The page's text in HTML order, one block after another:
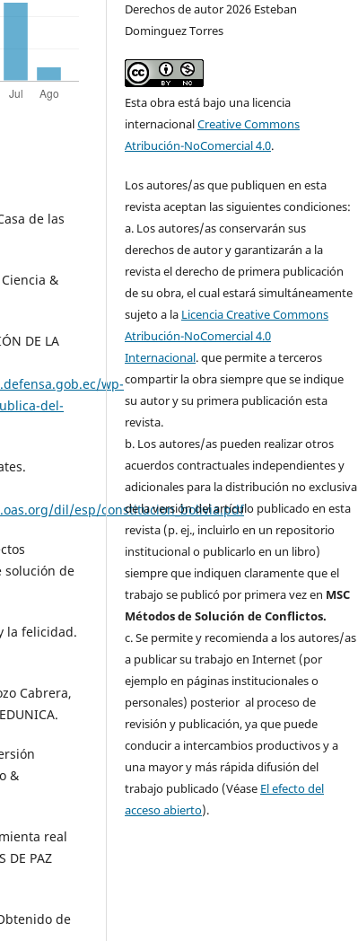
de las
&
DE LA
wp-
del-
dil/esp/constitucion_bolivia.pdf
solución de
la felicidad.
Cabrera,
&
real
DE PAZ
de
Derechos de autor 2026 Esteban
Dominguez Torres
Esta obra está bajo una licencia
internacionalCreative Commons
Atribución-NoComercial 4.0.
Los autores/as que publiquen en esta
revista aceptan las siguientes condiciones:
a. Los autores/as conservarán sus
derechos de autor y garantizarán a la
revista el derecho de primera publicación
de su obra, el cual estará simultáneamente
sujeto a la Licencia Creative Commons
Atribución-NoComercial 4.0
Internacional. que permite a terceros
compartir la obra siempre que se indique
su autor y su primera publicación esta
revista.
b. Los autores/as pueden realizar otros
acuerdos contractuales independientes y
adicionales para la distribución no exclusiva
de la versión del artículo publicado en esta
revista (p. ej., incluirlo en un repositorio
institucional o publicarlo en un libro)
siempre que indiquen claramente que el
trabajo se publicó por primera vez en MSC
Métodos de Solución de Conflictos.
c. Se permite y recomienda a los autores/as
a publicar su trabajo en Internet (por
ejemplo en páginas institucionales o
personales) posterior al proceso de
revisión y publicación, ya que puede
conducir a intercambios productivos y a
una mayor y más rápida difusión del
trabajo publicado (Véase El efecto del
acceso abierto).